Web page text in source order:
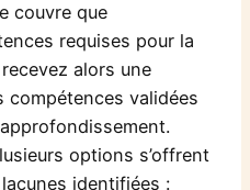
couvre que
requises pour la
alors une
validées
options s’offrent
identifiées :